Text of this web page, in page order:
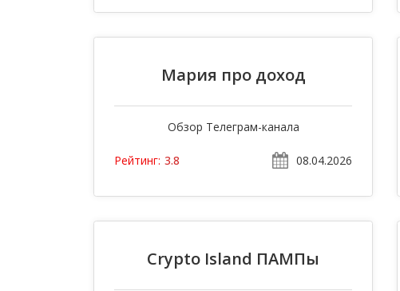
Мария про доход
Обзор Телеграм-канала
Рейтинг: 3.8 08.04.2026
Crypto Island ПАМПы